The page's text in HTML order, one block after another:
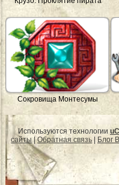
Сокровища Монтесумы
Используются технологии
сайты|Обратная связь Блог